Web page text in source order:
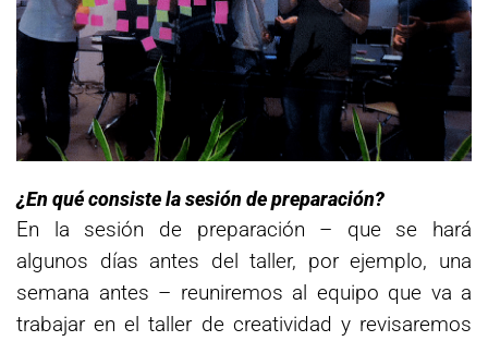
¿En qué consiste la sesión de preparación?
En la sesión de preparación – que se hará
algunos días antes del taller, por ejemplo, una
semana antes – reuniremos al equipo que va a
trabajar en el taller de creatividad y revisaremos